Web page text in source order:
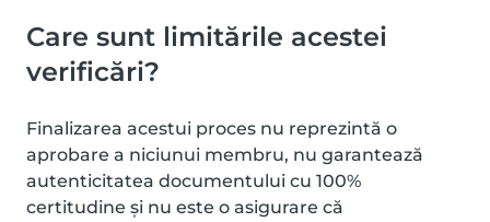
Care sunt limitările acestei
verificări?
Finalizarea acestui proces nu reprezintă o
aprobare a niciunui membru, nu garantează
autenticitatea documentului cu 100%
certitudine și nu este o asigurare că